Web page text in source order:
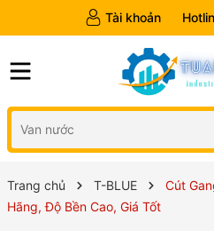
Tài khoản
Trang chủ T-BLUE
Cút
Hãng, Độ Bền Cao, Giá Tốt